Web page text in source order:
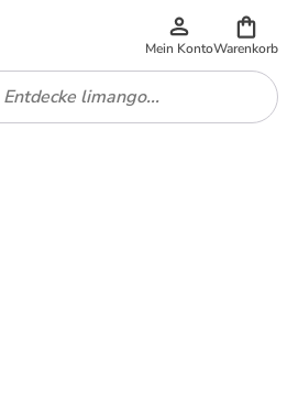
Mein KontoWarenkorb